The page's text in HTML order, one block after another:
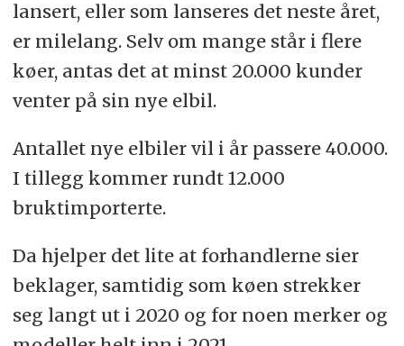
lansert, eller som lanseres det neste året,
er milelang. Selv om mange står i flere
køer, antas det at minst 20.000 kunder
venter på sin nye elbil.
Antallet nye elbiler vil i år passere 40.000.
I tillegg kommer rundt 12.000
bruktimporterte.
Da hjelper det lite at forhandlerne sier
beklager, samtidig som køen strekker
seg langt ut i 2020 og for noen merker og